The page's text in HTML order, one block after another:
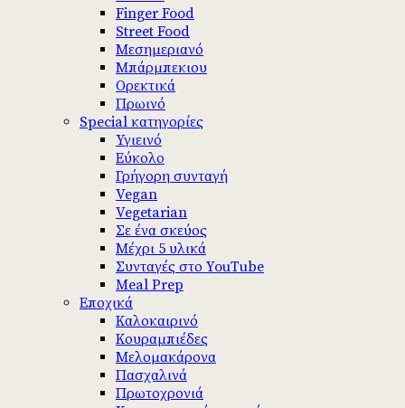
Finger Food
Street Food
Μεσημεριανό
Μπάρμπεκιου
Ορεκτικά
Πρωινό
Special κατηγορίες
Υγιεινό
Εύκολο
Γρήγορη συνταγή
Vegan
Vegetarian
Σε ένα σκεύος
Μέχρι 5 υλικά
Συνταγές στο YouTube
Meal Prep
Εποχικά
Καλοκαιρινό
Κουραμπιέδες
Μελομακάρονα
Πασχαλινά
Πρωτοχρονιά